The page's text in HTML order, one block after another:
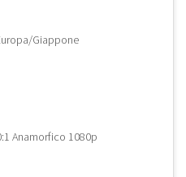
Giappone
Anamorfico 1080p